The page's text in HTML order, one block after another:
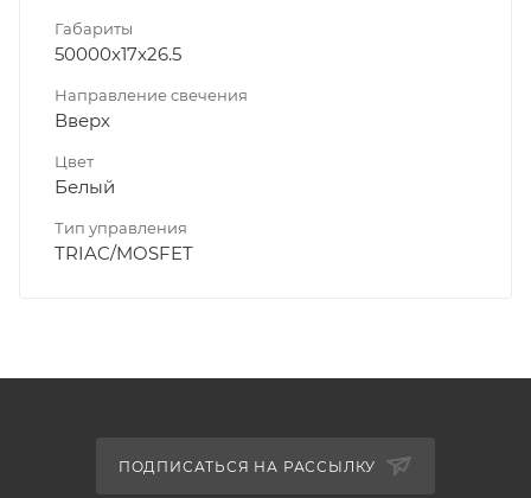
Габариты
50000x17x26.5
Направление свечения
Вверх
Цвет
Белый
Тип управления
TRIAC/MOSFET
ПОДПИСАТЬСЯ НА РАССЫЛКУ